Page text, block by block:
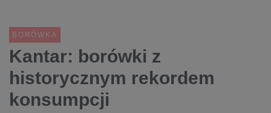
BORÓWKA
Kantar: borówki z
historycznym rekordem
konsumpcji